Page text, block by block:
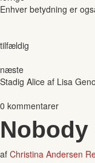
Enhver betydning er
tilfældig
næste
Stadig Alice af Lisa
0 kommentarer
Nobody
af Christina Andersen